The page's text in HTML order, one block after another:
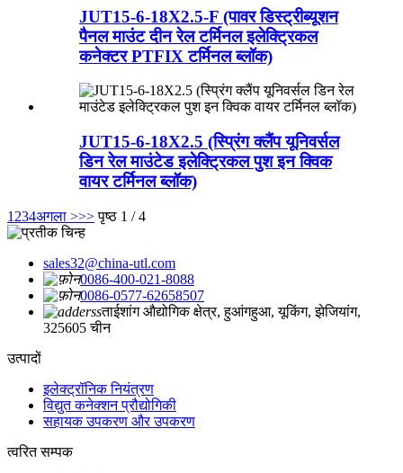
JUT15-6-18X2.5-F (पावर डिस्ट्रीब्यूशन
पैनल माउंट दीन रेल टर्मिनल इलेक्ट्रिकल
कनेक्टर PTFIX टर्मिनल ब्लॉक)
JUT15-6-18X2.5 (स्प्रिंग क्लैंप यूनिवर्सल
डिन रेल माउंटेड इलेक्ट्रिकल पुश इन क्विक
वायर टर्मिनल ब्लॉक)
1 234अगला >>> पृष्ठ 1 / 4
sales32@china-utl.com
0086-400-021-8088
0086-0577-62658507
ताईशांग औद्योगिक क्षेत्र, हुआंगहुआ, यूकिंग, झेजियांग,
325605 चीन
उत्पादों
इलेक्ट्रॉनिक नियंत्रण
विद्युत कनेक्शन प्रौद्योगिकी
सहायक उपकरण और उपकरण
त्वरित सम्पक